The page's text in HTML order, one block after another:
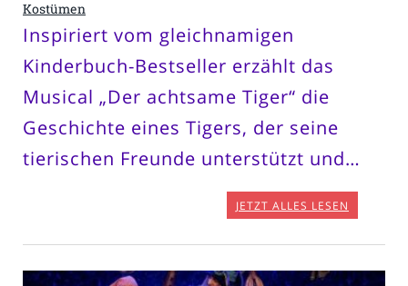
Kostümen
Inspiriert vom gleichnamigen
Kinderbuch-Bestseller erzählt das
Musical „Der achtsame Tiger“ die
Geschichte eines Tigers, der seine
tierischen Freunde unterstützt und…
JETZT ALLES LESEN